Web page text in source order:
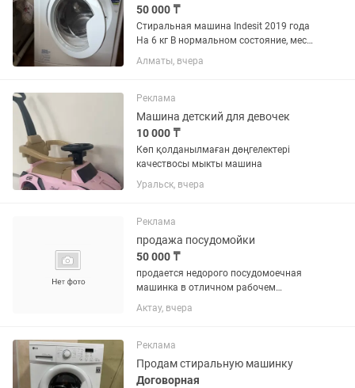
50 000 ₸
Стиральная машина Indesit 2019 года
На 6 кг В нормальном состояние, место
где заливается кондиционер для белья
не много засорено
Алматы, вчера
Реклама
Машина детский для девочек
10 000 ₸
Көп қолданылмаған дөңгелектері
качествосы мыкты машина
Уральск, вчера
Реклама
продажа посудомойки
50 000 ₸
продается недорого посудомоечная
машинка в отличном рабочем
состоянии
Актау, вчера
Реклама
Продам стиральную машинку
Договорная